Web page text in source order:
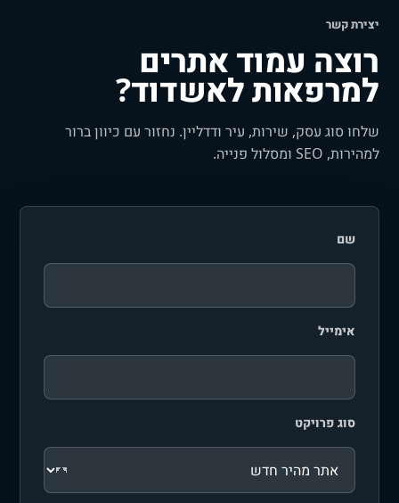
יצירת קשר
רוצה עמוד אתרים
למרפאות לאשדוד?
שלחו סוג עסק, שירות, עיר ודדליין. נחזור עם כיוון ברור
למהירות, SEO ומסלול פנייה.
שם
אימייל
סוג פרויקט